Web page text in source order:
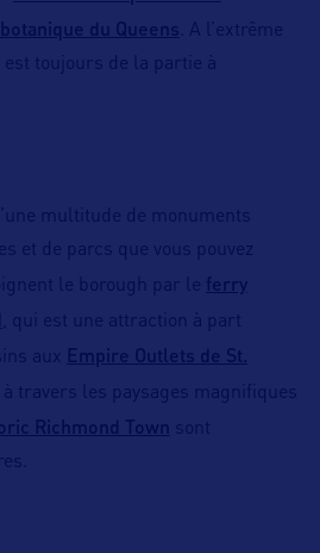
du Queens . A l’extrême
toujours de la partie à
multitude de monuments
et de parcs que vous pouvez
le borough par le ferry
, qui est une attraction à part
aux Empire Outlets de St.
travers les paysages magnifiques
Richmond Town sont